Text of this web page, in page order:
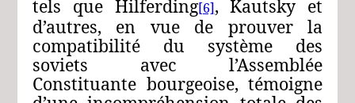
tels que Hilferding[6], Kautsky et
d’autres, en vue de prouver la
compatibilité du système des
soviets avec l’Assemblée
Constituante bourgeoise, témoigne